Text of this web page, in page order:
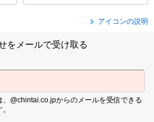
アイコンの説明
をメールで受け取る
@chintai.co.jpからのメールを受信できる